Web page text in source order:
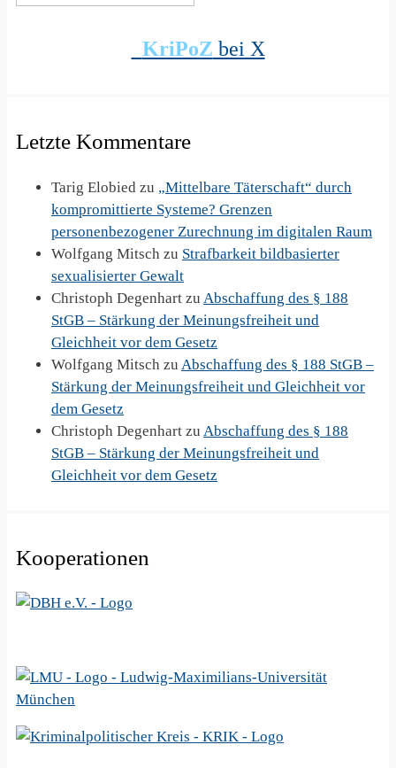
KriPoZ bei X
Letzte Kommentare
Tarig Elobied zu „Mittelbare Täterschaft“ durch
kompromittierte Systeme? Grenzen
personenbezogener Zurechnung im digitalen Raum
Wolfgang Mitsch zu Strafbarkeit bildbasierter
sexualisierter Gewalt
Christoph Degenhart zu Abschaffung des § 188
StGB – Stärkung der Meinungsfreiheit und
Gleichheit vor dem Gesetz
Wolfgang Mitsch zu Abschaffung des § 188 StGB –
Stärkung der Meinungsfreiheit und Gleichheit vor
dem Gesetz
Christoph Degenhart zu Abschaffung des § 188
StGB – Stärkung der Meinungsfreiheit und
Gleichheit vor dem Gesetz
Kooperationen